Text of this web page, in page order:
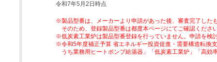
令和7年5月2日時点
※製品型番は、メーカーより申請があった後、審査完了した
そのため、登録製品型番は都度本ページにてご確認くださ
※低炭素工業炉は製品型番登録を行っていません。申請を検
※令和5年度補正予算 省エネルギー投資促進・需要構造転換
うち業務用ヒートポンプ給湯器」「低炭素工業炉」「高